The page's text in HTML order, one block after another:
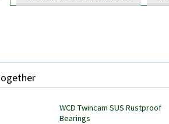
WCD Twincam SUS Rustproof
Bearings